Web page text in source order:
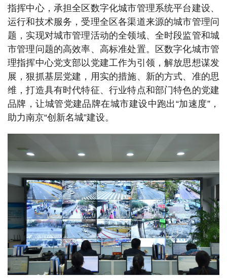
指挥中心，承担全区数字化城市管理系统平台建设、
运行和技术服务，受理全区各渠道来源的城市管理问
题，实现对城市管理活动的全领域、全时段监管和城
市管理问题的高效率、高标准处置。区数字化城市管
理指挥中心党支部以党建工作为引领，解放思想谋发
展，狠抓基层党建，用实的措施、新的方式、准的思
维，打造具有时代特征、行业特点和部门特色的党建
品牌，让城管党建品牌在城市建设中跑出“加速度”，
助力南京“创新名城”建设。